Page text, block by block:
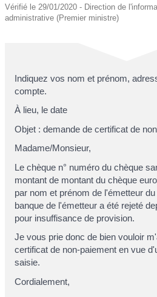
Vérifié le 29/01/2020 - Direction de
administrative (Premier ministre)
Indiquez vos nom et prénom,
compte.
À lieu, ledate
Objet : demande de certificat de
Madame/Monsieur,
Le chèque n° numéro du chèque
montant de montant du chèque
par nom et prénom de l'émetteur
banque de l'émetteur a été rejeté
pour insuffisance de provision.
Je vous prie donc de bien vouloir
certificat de non-paiement en vue
saisie.
Cordialement,